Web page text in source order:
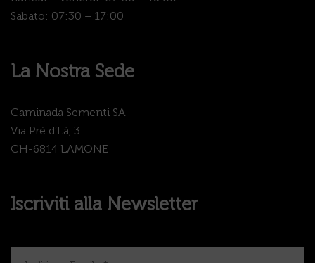
Sabato: 07:30 – 17:00
La Nostra Sede
Caminada Sementi SA
Via Pré d’Là, 3
CH-6814 LAMONE
Iscriviti alla Newsletter